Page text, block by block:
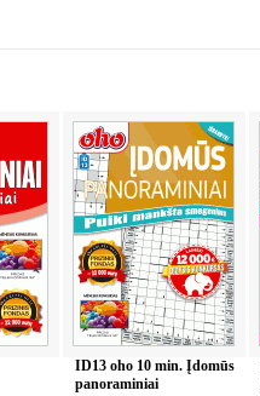
ID13 oho 10 min. Įdomūs
panoraminiai